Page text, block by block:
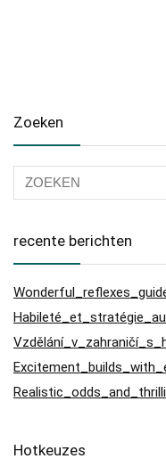
Zoeken
recente berichten
Hotkeuzes